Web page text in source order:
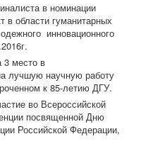
в номинации
в области гуманитарных
инновационного
3 место в
лучшую научную работу
к 85-летию ДГУ.
во Всероссийской
посвященной Дню
Российской Федерации,